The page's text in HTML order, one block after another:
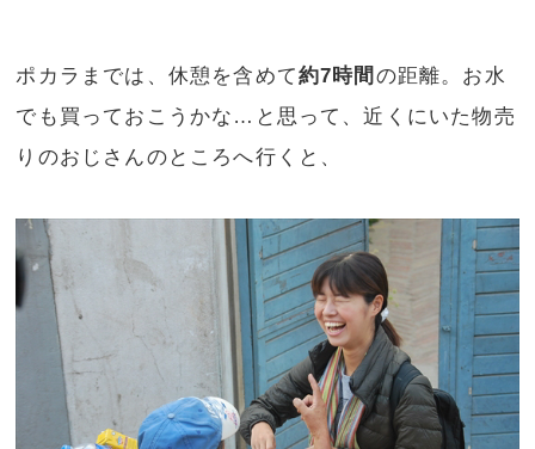
ポカラまでは、休憩を含めて約7時間 の距離。お水
でも買っておこうかな…と思って、近くにいた物売
りのおじさんのところへ行くと、